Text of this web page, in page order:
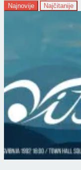
Najnovije
Najčitanije